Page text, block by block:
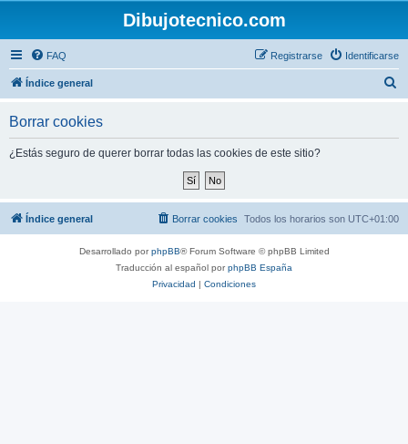
Dibujotecnico.com
FAQ Identificarse
Registrarse
Índice general
Borrar cookies
¿Estás seguro de querer borrar todas las cookies de este sitio?
Índice general Todos los horarios son UTC+01:00
Borrar cookies
Desarrollado porphpBB® Forum Software © phpBB Limited
Traducción al español porphpBB España
Privacidad | Condiciones